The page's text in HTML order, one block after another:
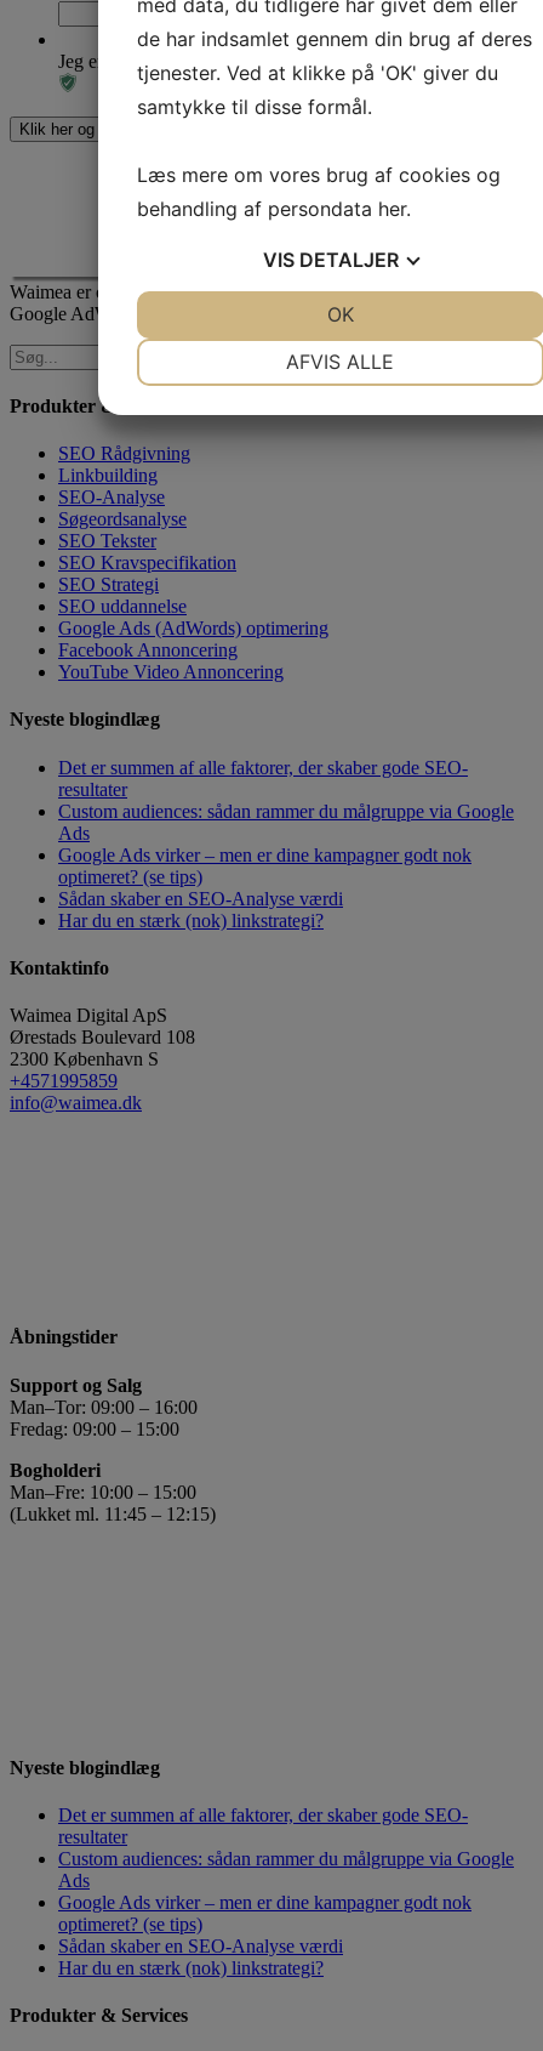
Jeg er ikke en robot
Waimea er certificeret
Google AdWords Premier Partner
Produkter & Services
SEO Rådgivning
Linkbuilding
SEO-Analyse
Søgeordsanalyse
SEO Tekster
SEO Kravspecifikation
SEO Strategi
SEO uddannelse
Google Ads (AdWords) optimering
Facebook Annoncering
YouTube Video Annoncering
Nyeste blogindlæg
Det er summen af alle faktorer, der skaber gode SEO-
resultater
Custom audiences: sådan rammer du målgruppe via Google
Ads
Google Ads virker – men er dine kampagner godt nok
optimeret? (se tips)
Sådan skaber en SEO-Analyse værdi
Har du en stærk (nok) linkstrategi?
Kontaktinfo
Waimea Digital ApS
Ørestads Boulevard 108
2300 København S
+4571995859
info@waimea.dk
Åbningstider
Support og Salg
Man–Tor: 09:00 – 16:00
Fredag: 09:00 – 15:00
Bogholderi
Man–Fre: 10:00 – 15:00
(Lukket ml. 11:45 – 12:15)
Nyeste blogindlæg
Det er summen af alle faktorer, der skaber gode SEO-
resultater
Custom audiences: sådan rammer du målgruppe via Google
Ads
Google Ads virker – men er dine kampagner godt nok
optimeret? (se tips)
Sådan skaber en SEO-Analyse værdi
Har du en stærk (nok) linkstrategi?
Produkter & Services
med data, du tidligere har givet dem eller
de har indsamlet gennem din brug af deres
tjenester. Ved at klikke på 'OK' giver du
samtykke til disse formål.
Læs mere om vores brug af cookies og
behandling af persondata her.
VIS DETALJER
AFVIS ALLE
OK